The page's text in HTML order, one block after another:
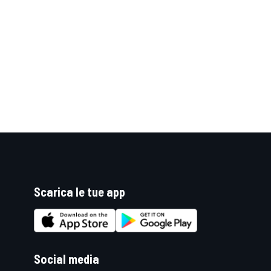
MONOPOSTO
Scarica le tue app
Social media